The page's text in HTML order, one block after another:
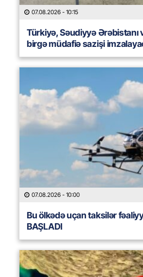
07.08.2026 - 10:15
Türkiyə, Səudiyyə Ərəbistanı
birgə müdafiə sazişi
07.08.2026 - 10:00
Bu ölkədə uçan taksilər
BAŞLADI